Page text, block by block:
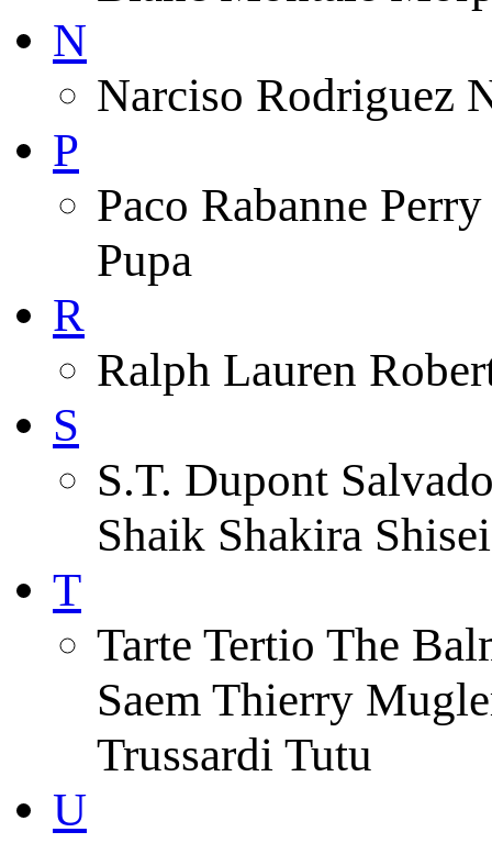
N
Narciso Rodriguez
P
Paco Rabanne
Pupa
R
Ralph Lauren
S
S.T. Dupont
Shaik Shakira
T
Tarte Tertio The
Saem Thierry
Trussardi Tutu
U